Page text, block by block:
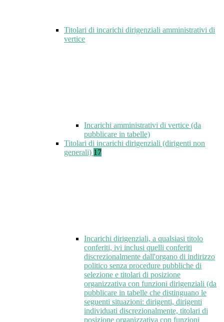
Titolari di incarichi dirigenziali amministrativi di
vertice
Incarichi amministrativi di vertice (da
pubblicare in tabelle)
Titolari di incarichi dirigenziali (dirigenti non
generali) 17
Incarichi dirigenziali, a qualsiasi titolo
conferiti, ivi inclusi quelli conferiti
discrezionalmente dall'organo di indirizzo
politico senza procedure pubbliche di
selezione e titolari di posizione
organizzativa con funzioni dirigenziali (da
pubblicare in tabelle che distinguano le
seguenti situazioni: dirigenti, dirigenti
individuati discrezionalmente, titolari di
posizione organizzativa con funzioni